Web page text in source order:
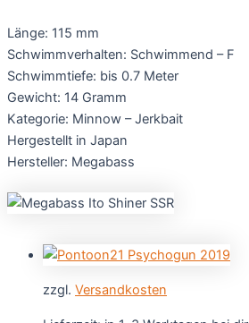
Länge: 115 mm
Schwimmverhalten: Schwimmend – F
Schwimmtiefe: bis 0.7 Meter
Gewicht: 14 Gramm
Kategorie: Minnow – Jerkbait
Hergestellt in Japan
Hersteller: Megabass
zzgl. Versandkosten